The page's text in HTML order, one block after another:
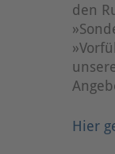
den
Hier